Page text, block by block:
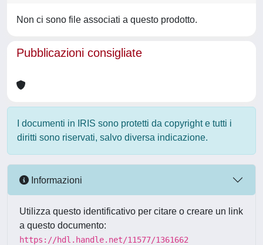
Non ci sono file associati a questo prodotto.
Pubblicazioni consigliate
I documenti in IRIS sono protetti da copyright e tutti i
diritti sono riservati, salvo diversa indicazione.
Informazioni
Utilizza questo identificativo per citare o creare un link
a questo documento:
https://hdl.handle.net/11577/1361662